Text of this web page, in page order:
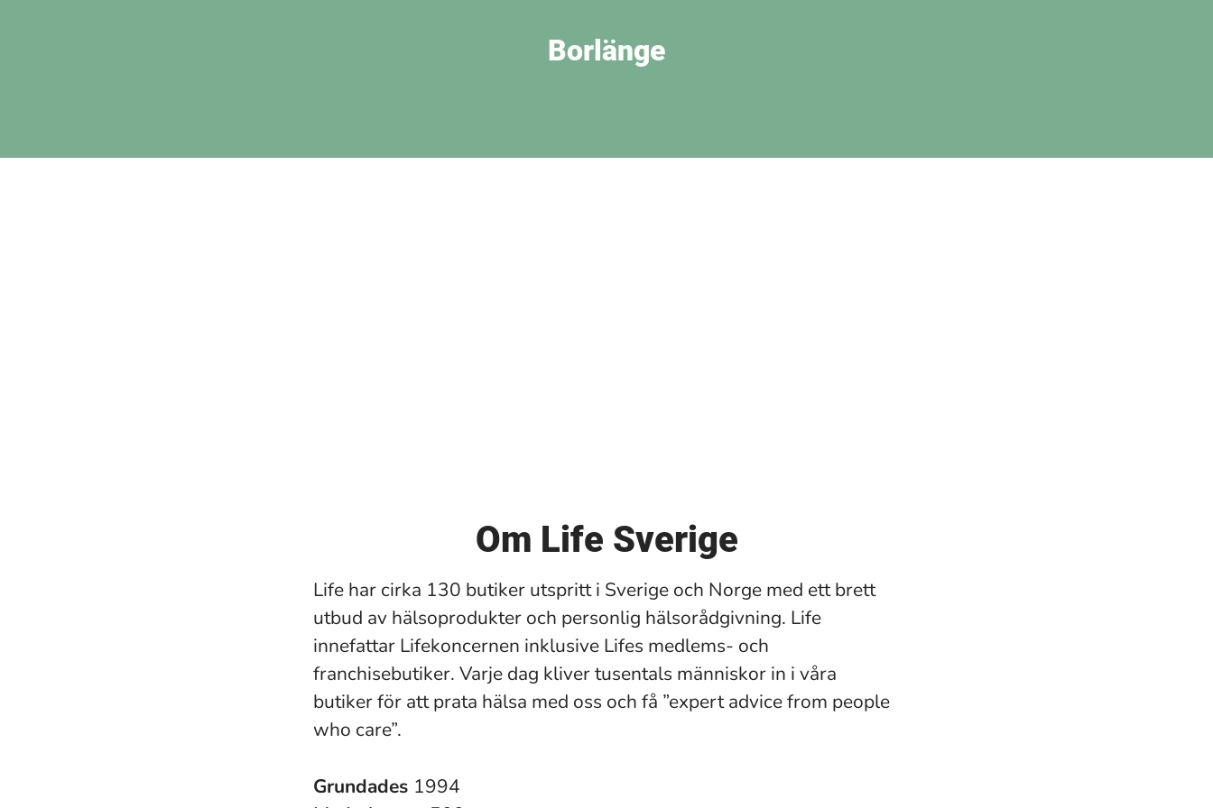
Borlänge
Om Life Sverige
Life har cirka 130 butiker utspritt i Sverige och Norge med ett brett
utbud av hälsoprodukter och personlig hälsorådgivning. Life
innefattar Lifekoncernen inklusive Lifes medlems- och
franchisebutiker. Varje dag kliver tusentals människor in i våra
butiker för att prata hälsa med oss och få ”expert advice from people
who care”.
Grundades 1994